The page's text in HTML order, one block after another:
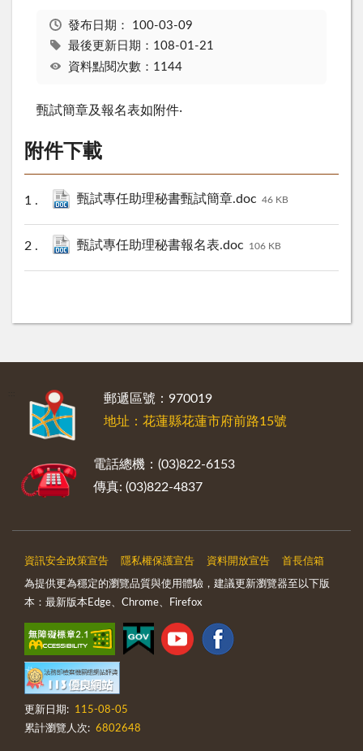
發布日期： 100-03-09
最後更新日期：108-01-21
資料點閱次數：1144
甄試簡章及報名表如附件‧
附件下載
甄試專任助理秘書甄試簡章.doc 46 KB
甄試專任助理秘書報名表.doc 106 KB
郵遞區號：970019
地址：花蓮縣花蓮市府前路15號
電話總機：(03)822-6153
傳真: (03)822-4837
資訊安全政策宣告 隱私權保護宣告 資料開放宣告 首長信箱
為提供更為穩定的瀏覽品質與使用體驗，建議更新瀏覽器至以下版
本：最新版本Edge、Chrome、Firefox
更新日期:
115-08-05
累計瀏覽人次: 6802648